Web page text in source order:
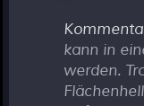
kann in
werden.